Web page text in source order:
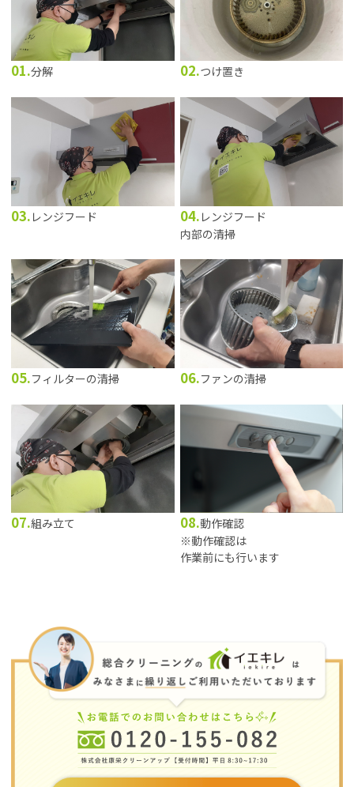
01.分解 02.つけ置き
03. レンジフード 04. レンジフード
内部の清掃
05.フィルターの清掃 06.ファンの清掃
07.組み立て 08.動作確認
※動作確認は
作業前にも行います